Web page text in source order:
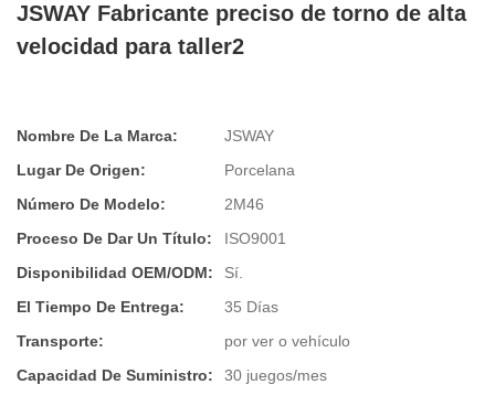
JSWAY Fabricante preciso de torno de alta
velocidad para taller2
Nombre De La Marca:
JSWAY
Lugar De Origen:
Porcelana
Número De Modelo:
2M46
Proceso De Dar Un Título:
ISO9001
Disponibilidad OEM/ODM:
Sí.
El Tiempo De Entrega:
35 Días
Transporte:
por ver o vehículo
Capacidad De Suministro:
30 juegos/mes